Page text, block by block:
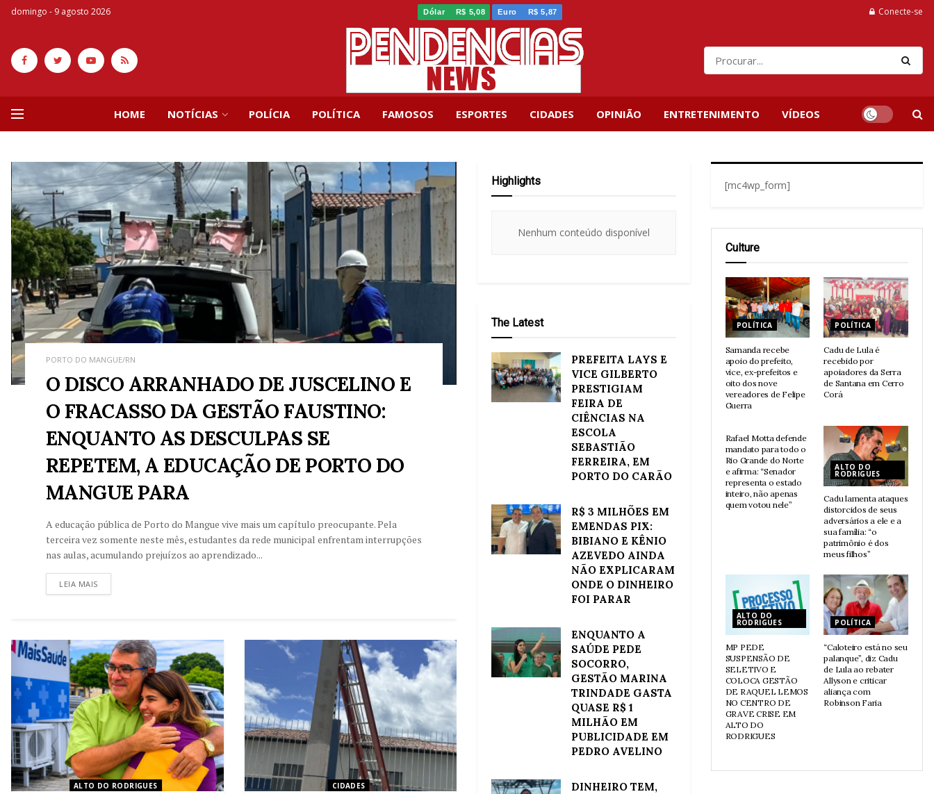
domingo - 9 agosto 2026 Dólar R$ 5,08 Euro R$ 5,87 Conecte-se
HOME NOTÍCIAS POLÍCIA POLÍTICA FAMOSOS ESPORTES CIDADES OPINIÃO ENTRETENIMENTO VÍDEOS
PORTO DO MANGUE/RN
O DISCO ARRANHADO DE JUSCELINO E
O FRACASSO DA GESTÃO FAUSTINO:
ENQUANTO AS DESCULPAS SE
REPETEM, A EDUCAÇÃO DE PORTO DO
MANGUE PARA
A educação pública de Porto do Mangue vive mais um capítulo preocupante. Pela
terceira vez somente neste mês, estudantes da rede municipal enfrentam interrupções
nas aulas, acumulando prejuízos ao aprendizado...
LEIA MAIS
ALTO DO RODRIGUES CIDADES
Highlights
Nenhum conteúdo disponível
The Latest
PREFEITA LAYS E
VICE GILBERTO
PRESTIGIAM
FEIRA DE
CIÊNCIAS NA
ESCOLA
SEBASTIÃO
FERREIRA, EM
PORTO DO CARÃO
R$ 3 MILHÕES EM
EMENDAS PIX:
BIBIANO E KÊNIO
AZEVEDO AINDA
NÃO EXPLICARAM
ONDE O DINHEIRO
FOI PARAR
ENQUANTO A
SAÚDE PEDE
SOCORRO,
GESTÃO MARINA
TRINDADE GASTA
QUASE R$ 1
MILHÃO EM
PUBLICIDADE EM
PEDRO AVELINO
DINHEIRO TEM,
[mc4wp_form]
Culture
POLÍTICA
Samanda recebe
apoio do prefeito,
vice, ex-prefeitos e
oito dos nove
vereadores de Felipe
Guerra
POLÍTICA
Cadu de Lula é
recebido por
apoiadores da Serra
de Santana em Cerro
Corá
Rafael Motta defende
mandato para todo o
Rio Grande do Norte
e afirma: “Senador
representa o estado
inteiro, não apenas
quem votou nele”
ALTO DO
RODRIGUES
Cadu lamenta ataques
distorcidos de seus
adversários a ele e a
sua família: “o
patrimônio é dos
meus filhos”
ALTO DO
RODRIGUES
MP PEDE
SUSPENSÃO DE
SELETIVO E
COLOCA GESTÃO
DE RAQUEL LEMOS
NO CENTRO DE
GRAVE CRISE EM
ALTO DO
RODRIGUES
POLÍTICA
“Caloteiro está no seu
palanque”, diz Cadu
de Lula ao rebater
Allyson e criticar
aliança com
Robinson Faria